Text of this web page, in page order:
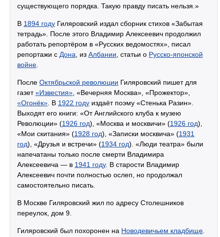
существующего порядка. Такую правду писать нельзя.»
В 1894 году Гиляровский издал сборник стихов «Забытая
тетрадь». После этого Владимир Алексеевич продолжил
работать репортёром в «Русских ведомостях», писал
репортажи с Дона , из Албании , статьи о Русско-японской
войне
После Октябрьской революции Гиляровский пишет для
газет«Известия» , «Вечерняя Москва», «Прожектор»,
«Огонёк» . В 1922 году издаёт поэму «Стенька Разин».
Выходят его книги: «От Английского клуба к музею
Революции» (1926 год), «Москва и москвичи» (1926 год),
«Мои скитания» (1928 год), «Записки москвича» (1931
год), «Друзья и встречи» (1934 год). «Люди театра» были
напечатаны только после смерти Владимира
Алексеевича — в 1941 году. В старости Владимир
Алексеевич почти полностью ослеп, но продолжал
самостоятельно писать.
В Москве Гиляровский жил по адресу Столешников
переулок, дом 9.
Гиляровский был похоронен на Новодевичьем кладбище